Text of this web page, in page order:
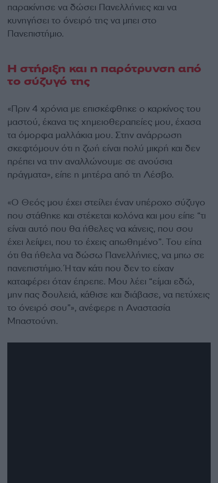
παρακίνησε να δώσει Πανελλήνιες και να
κυνηγήσει το όνειρό της να μπει στο
Πανεπιστήμιο.
Η στήριξη και η παρότρυνση από
το σύζυγό της
«Πριν 4 χρόνια με επισκέφθηκε ο καρκίνος του
μαστού, έκανα τις χημειοθεραπείες μου, έχασα
τα όμορφα μαλλάκια μου. Στην ανάρρωση
σκεφτόμουν ότι η ζωή είναι πολύ μικρή και δεν
πρέπει να την αναλλώνουμε σε ανούσια
πράγματα», είπε η μητέρα από τη Λέσβο.
«Ο Θεός μου έχει στείλει έναν υπέροχο σύζυγο
που στάθηκε και στέκεται κολόνα και μου είπε “τι
είναι αυτό που θα ήθελες να κάνεις, που σου
έχει λείψει, που το έχεις απωθημένο”. Του είπα
ότι θα ήθελα να δώσω Πανελλήνιες, να μπω σε
πανεπιστήμιο. Ήταν κάτι που δεν το είχαν
καταφέρει όταν έπρεπε. Μου λέει “είμαι εδώ,
μην πας δουλειά, κάθισε και διάβασε, να πετύχεις
το όνειρό σου”», ανέφερε η Αναστασία
Μπαστούνη.